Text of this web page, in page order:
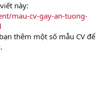
này:
mau-cv-gay-an-tuong-
thêm một số mẫu CV để